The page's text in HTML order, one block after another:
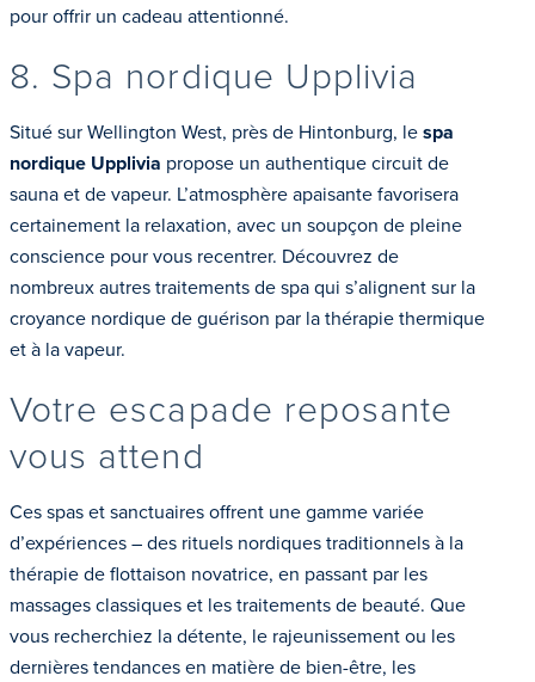
pour offrir un cadeau attentionné.
8. Spa nordique Upplivia
Situé sur Wellington West, près de Hintonburg, lespa
nordique Upplivia propose un authentique circuit de
sauna et de vapeur. L’atmosphère apaisante favorisera
certainement la relaxation, avec un soupçon de pleine
conscience pour vous recentrer. Découvrez de
nombreux autres traitements de spa qui s’alignent sur la
croyance nordique de guérison par la thérapie thermique
et à la vapeur.
Votre escapade reposante
vous attend
Ces spas et sanctuaires offrent une gamme variée
d’expériences – des rituels nordiques traditionnels à la
thérapie de flottaison novatrice, en passant par les
massages classiques et les traitements de beauté. Que
vous recherchiez la détente, le rajeunissement ou les
dernières tendances en matière de bien-être, les